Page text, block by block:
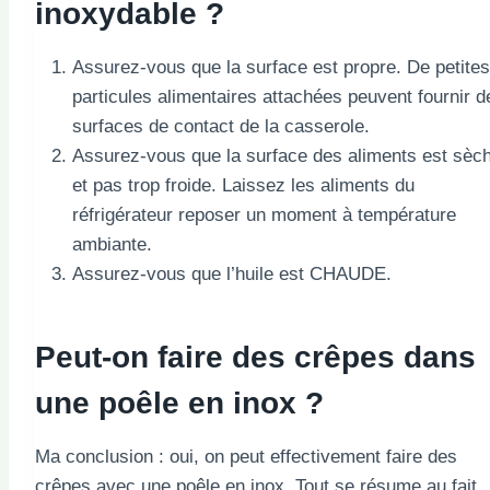
inoxydable ?
Assurez-vous que la surface est propre. De petites
particules alimentaires attachées peuvent fournir
surfaces de contact de la casserole.
Assurez-vous que la surface des aliments est
et pas trop froide. Laissez les aliments du
réfrigérateur reposer un moment à température
ambiante.
Assurez-vous que l’huile est CHAUDE.
Peut-on faire des crêpes dans
une poêle en inox ?
Ma conclusion : oui, on peut effectivement faire des